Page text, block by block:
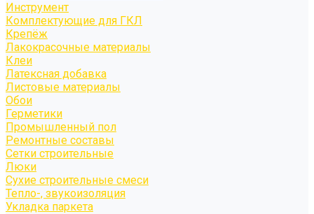
Инструмент
Комплектующие для ГКЛ
Крепёж
Лакокрасочные материалы
Клеи
Латексная добавка
Листовые материалы
Обои
Герметики
Промышленный пол
Ремонтные составы
Сетки строительные
Люки
Сухие строительные смеси
Тепло-, звукоизоляция
Укладка паркета